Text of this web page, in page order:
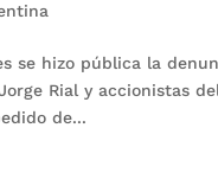
se hizo pública la
Rial y accionistas
de...